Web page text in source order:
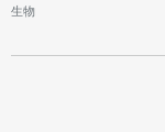
生物